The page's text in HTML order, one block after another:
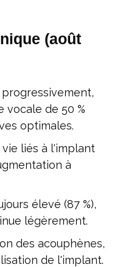
(août
vocale de 50 %
optimales.
liés à l'implant
à
élevé (87 %),
légèrement.
des acouphènes,
de l'implant.